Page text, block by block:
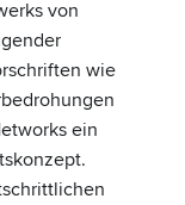
von
wie
ein